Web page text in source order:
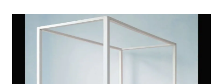
Cabine Doccia
Idromassaggio
Laminato
Carta da parati